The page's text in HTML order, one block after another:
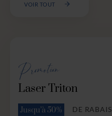
VOIR TOUT
Promotion
Laser Triton
Jusqu’à 50% DE RABAIS